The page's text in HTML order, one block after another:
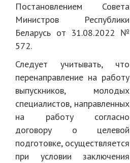
Постановлением Совета
Министров Республики
Беларусь от 31.08.2022 №
572.
Следует учитывать, что
перенаправление на работу
выпускников, молодых
специалистов, направленных
на работу согласно
договору о целевой
подготовке, осуществляется
при условии заключения